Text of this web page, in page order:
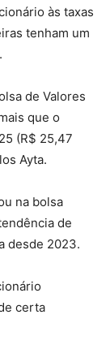
às taxas
tenham um
de Valores
que o
(R$ 25,47
Ayta.
na bolsa
de
desde 2023.
certa